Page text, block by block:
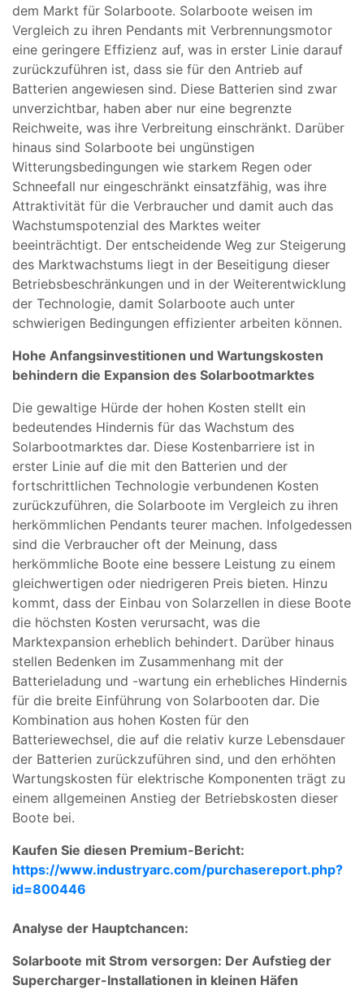
dem Markt für Solarboote. Solarboote weisen im
Vergleich zu ihren Pendants mit Verbrennungsmotor
eine geringere Effizienz auf, was in erster Linie darauf
zurückzuführen ist, dass sie für den Antrieb auf
Batterien angewiesen sind. Diese Batterien sind zwar
unverzichtbar, haben aber nur eine begrenzte
Reichweite, was ihre Verbreitung einschränkt. Darüber
hinaus sind Solarboote bei ungünstigen
Witterungsbedingungen wie starkem Regen oder
Schneefall nur eingeschränkt einsatzfähig, was ihre
Attraktivität für die Verbraucher und damit auch das
Wachstumspotenzial des Marktes weiter
beeinträchtigt. Der entscheidende Weg zur Steigerung
des Marktwachstums liegt in der Beseitigung dieser
Betriebsbeschränkungen und in der Weiterentwicklung
der Technologie, damit Solarboote auch unter
schwierigen Bedingungen effizienter arbeiten können.
Hohe Anfangsinvestitionen und Wartungskosten
behindern die Expansion des Solarbootmarktes
Die gewaltige Hürde der hohen Kosten stellt ein
bedeutendes Hindernis für das Wachstum des
Solarbootmarktes dar. Diese Kostenbarriere ist in
erster Linie auf die mit den Batterien und der
fortschrittlichen Technologie verbundenen Kosten
zurückzuführen, die Solarboote im Vergleich zu ihren
herkömmlichen Pendants teurer machen. Infolgedessen
sind die Verbraucher oft der Meinung, dass
herkömmliche Boote eine bessere Leistung zu einem
gleichwertigen oder niedrigeren Preis bieten. Hinzu
kommt, dass der Einbau von Solarzellen in diese Boote
die höchsten Kosten verursacht, was die
Marktexpansion erheblich behindert. Darüber hinaus
stellen Bedenken im Zusammenhang mit der
Batterieladung und -wartung ein erhebliches Hindernis
für die breite Einführung von Solarbooten dar. Die
Kombination aus hohen Kosten für den
Batteriewechsel, die auf die relativ kurze Lebensdauer
der Batterien zurückzuführen sind, und den erhöhten
Wartungskosten für elektrische Komponenten trägt zu
einem allgemeinen Anstieg der Betriebskosten dieser
Boote bei.
Kaufen Sie diesen Premium-Bericht:
https://www.industryarc.com/purchasereport.php?
id=800446
Analyse der Hauptchancen:
Solarboote mit Strom versorgen: Der Aufstieg der
Supercharger-Installationen in kleinen Häfen